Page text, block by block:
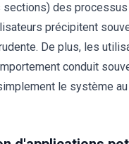
des
précipitent
De plus, les
conduit
le système